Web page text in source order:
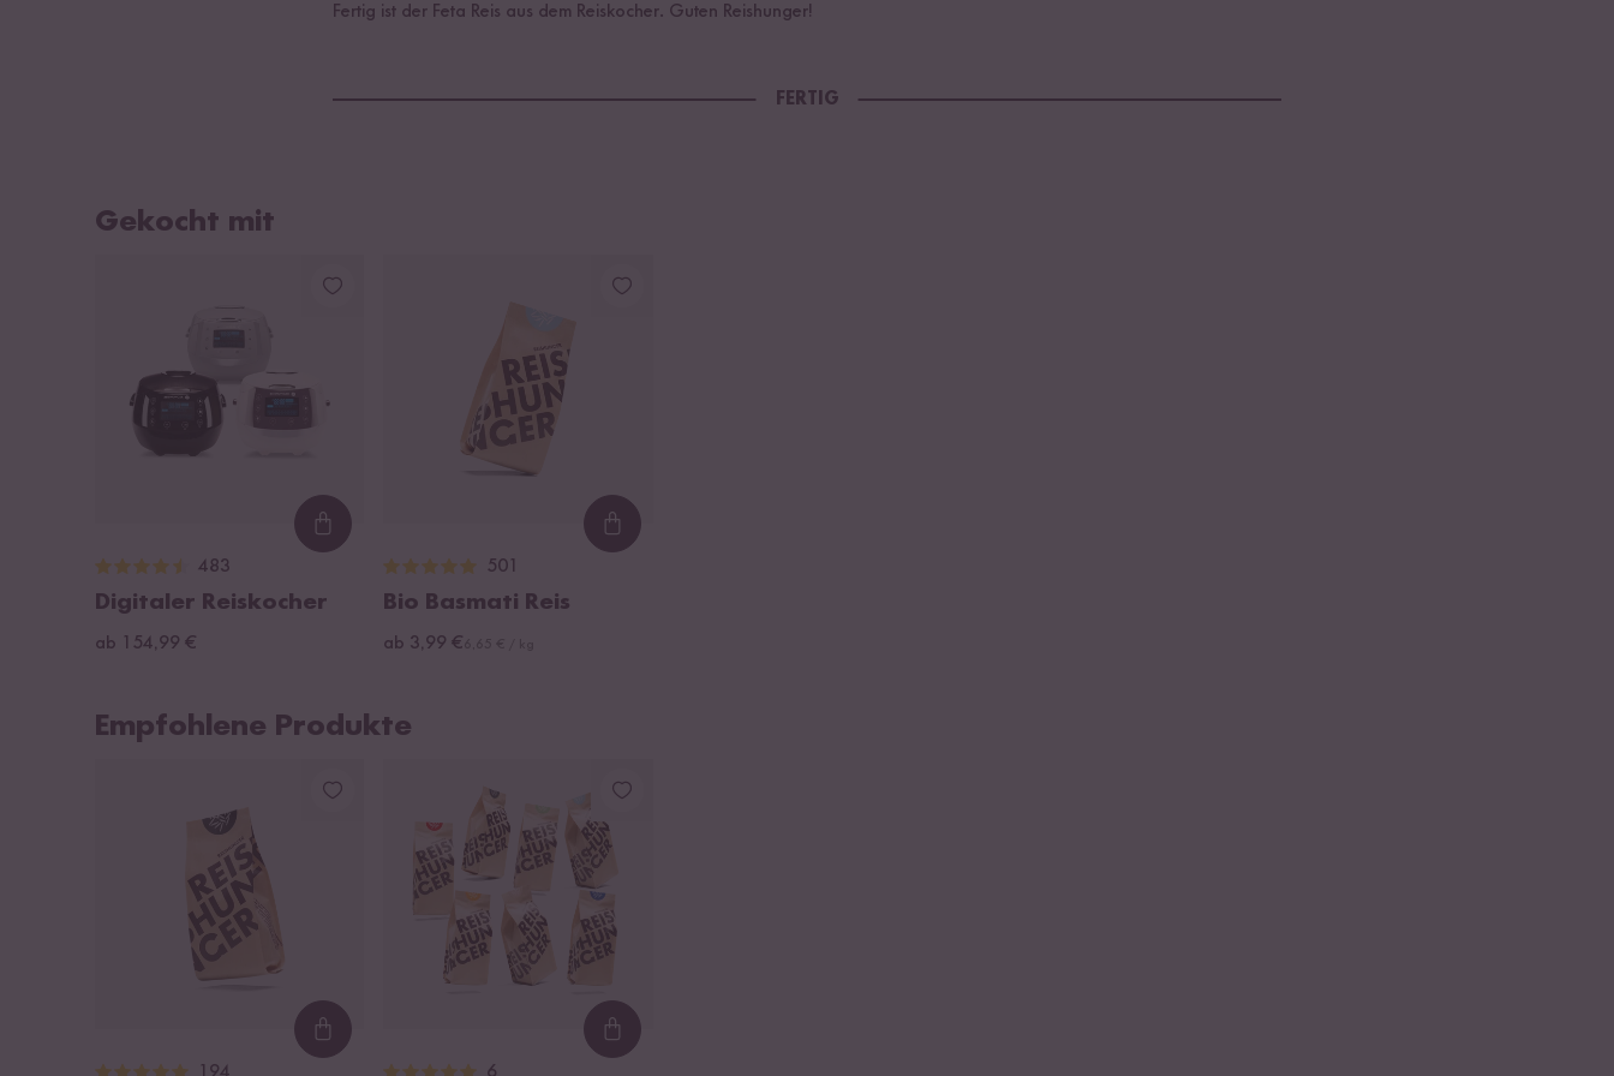
Fertig ist der Feta Reis aus dem Reiskocher. Guten Reishunger!
FERTIG
Gekocht mit
Loading...
483
Digitaler Reiskocher
ab 154,99 €
Loading...
501
Bio Basmati Reis
ab 3,99 €
Empfohlene Produkte
Loading...
194
Loading...
6